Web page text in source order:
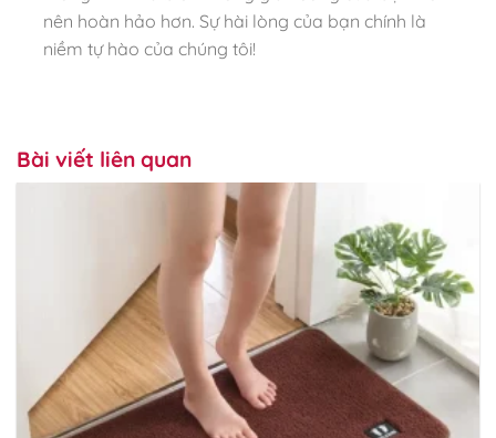
nên hoàn hảo hơn. Sự hài lòng của bạn chính là
niềm tự hào của chúng tôi!
Bài viết liên quan